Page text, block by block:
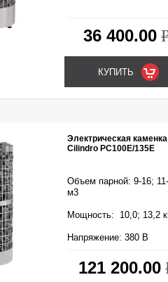
36 400.00
Электрическая каменка
Cilindro PC100E/135E
Объем парной: 9-16;
м3
Мощность: 10,0; 13,2
Напряжение: 380 В
121 200.00